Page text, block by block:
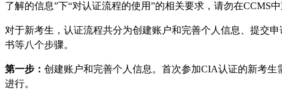
了解的信息”下“对认证流程的使用”的相关要求，请勿在CCMS
对于新考生，认证流程共分为创建账户和完善个人信息、提交
书等八个步骤。
第一步： 创建账户和完善个人信息。首次参加CIA认证的新考
进行。